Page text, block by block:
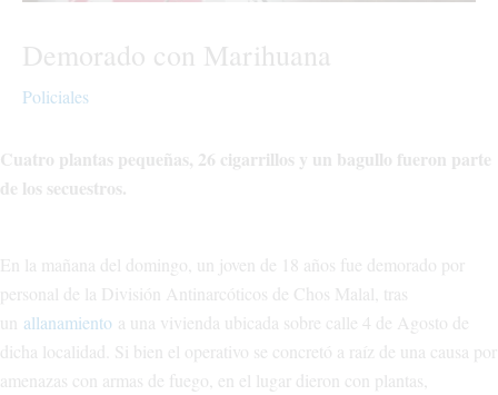
Demorado con Marihuana
Policiales
Cuatro plantas pequeñas, 26 cigarrillos y un bagullo fueron parte
de los secuestros.
En la mañana del domingo, un joven de 18 años fue demorado por
personal de la División Antinarcóticos de Chos Malal, tras
un allanamiento a una vivienda ubicada sobre calle 4 de Agosto de
dicha localidad. Si bien el operativo se concretó a raíz de una causa por
amenazas con armas de fuego, en el lugar dieron con plantas,